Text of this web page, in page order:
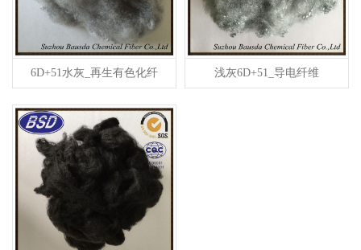
6D+51水灰_再生有色化纤 浅灰6D+51_导电纤维